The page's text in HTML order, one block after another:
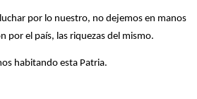
por lo nuestro, no dejemos en manos
por el país, las riquezas del mismo.
habitando esta Patria.